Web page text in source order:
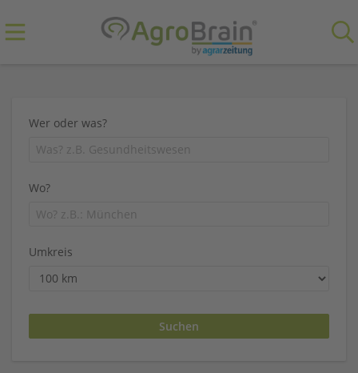
Wer oder was?
Wo?
Umkreis